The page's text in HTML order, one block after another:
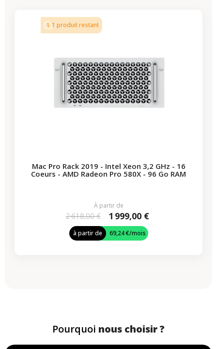
1 produit restant
Mac Pro Rack 2019 - Intel Xeon 3,2 GHz - 16
Coeurs - AMD Radeon Pro 580X - 96 Go RAM
À partir de
2 618,00 € 1 999,00 €
à partir de 69,24 €/mois
Pourquoi nous choisir ?